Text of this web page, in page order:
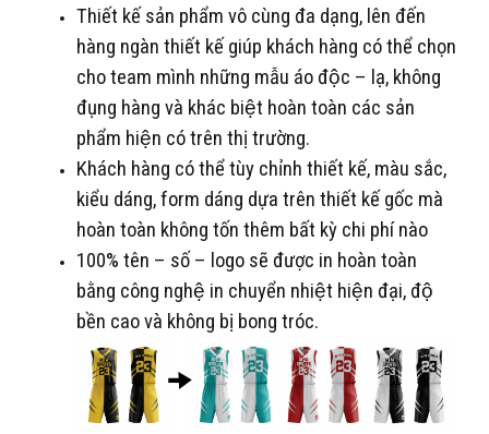
Thiết kế sản phẩm vô cùng đa dạng, lên đến
hàng ngàn thiết kế giúp khách hàng có thể chọn
cho team mình những mẫu áo độc – lạ, không
đụng hàng và khác biệt hoàn toàn các sản
phẩm hiện có trên thị trường.
Khách hàng có thể tùy chỉnh thiết kế, màu sắc,
kiểu dáng, form dáng dựa trên thiết kế gốc mà
hoàn toàn không tốn thêm bất kỳ chi phí nào
100% tên – số – logo sẽ được in hoàn toàn
bằng công nghệ in chuyển nhiệt hiện đại, độ
bền cao và không bị bong tróc.